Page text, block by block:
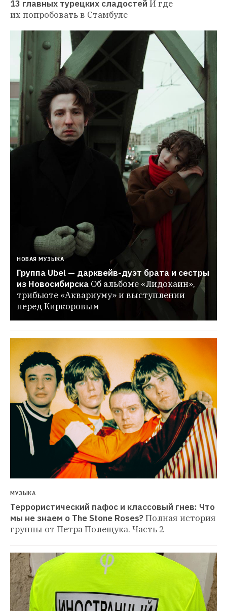
13 главных турецких сладостей И где
их попробовать в Стамбуле
НОВАЯ МУЗЫКА
Группа Ubel — дарквейв-дуэт брата и сестры
из Новосибирска Об альбоме «Лидокаин»,
трибьюте «Аквариуму» и выступлении
перед Киркоровым
МУЗЫКА
Террористический пафос и классовый гнев: Что
мы не знаем о The Stone Roses?Полная история
группы от Петра Полещука. Часть 2